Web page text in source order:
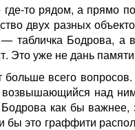
то рядом, а прямо
двух разных
— табличка Бодрова,
Это уже не дань памяти
всего
над
как бы
бы это граффити